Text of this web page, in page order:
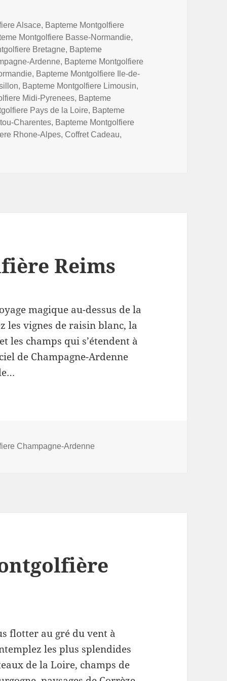
Alsace, Bapteme Montgolfiere
Montgolfiere Basse-Normandie,
Bretagne, Bapteme
Ardenne, Bapteme Montgolfiere
, Bapteme Montgolfiere Ile-de-
, Bapteme Montgolfiere Limousin,
Midi-Pyrenees, Bapteme
Pays de la Loire, Bapteme
Charentes, Bapteme Montgolfiere
Rhone-Alpes, Coffret Cadeau,
Reims
magique au-dessus de la
les vignes de raisin blanc, la
les champs qui s’étendent à
de Champagne-Ardenne
Champagne-Ardenne
flotter au gré du vent à
les plus splendides
de la Loire, champs de